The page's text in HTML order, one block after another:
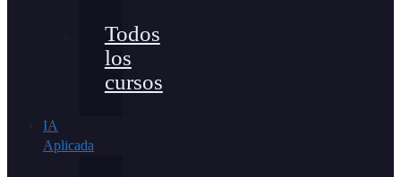
Todos
los
cursos
IA
Aplicada